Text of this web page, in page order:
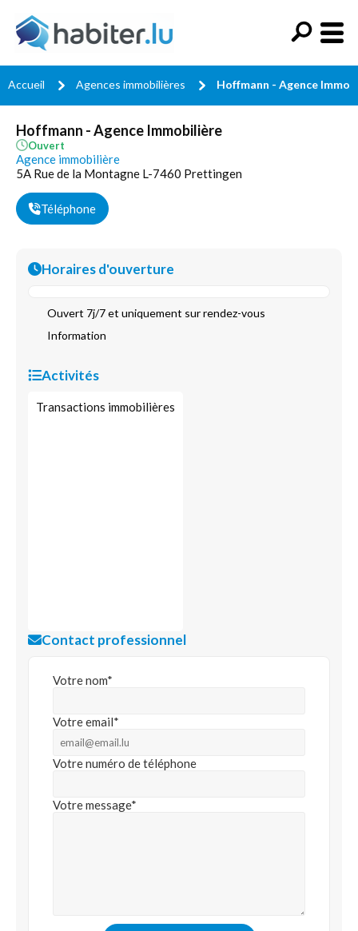
Accueil Agences immobilières Hoffmann - Agence
Hoffmann - Agence Immobilière
Ouvert
Agence immobilière
5A Rue de la Montagne L-7460 Prettingen
Téléphone
Horaires d'ouverture
Ouvert 7j/7 et uniquement sur rendez-vous
Information
Activités
Transactions immobilières
Contact professionnel
Votre nom*
Votre email*
Votre numéro de téléphone
Votre message*